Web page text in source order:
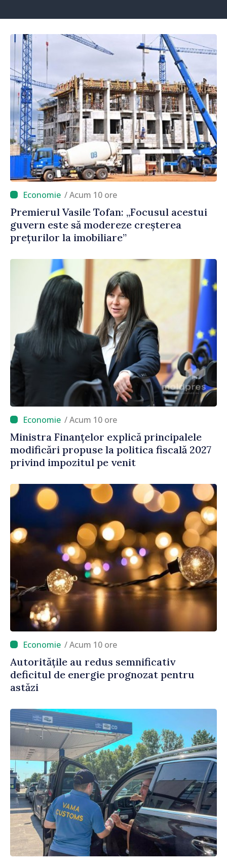
/ Acum 10 ore
Premierul Vasile Tofan: „Focusul acestui
guvern este să modereze creșterea
prețurilor la imobiliare”
/ Acum 10 ore
Ministra Finanțelor explică principalele
modificări propuse la politica fiscală 2027
privind impozitul pe venit
/ Acum 10 ore
Autoritățile au redus semnificativ
deficitul de energie prognozat pentru
astăzi